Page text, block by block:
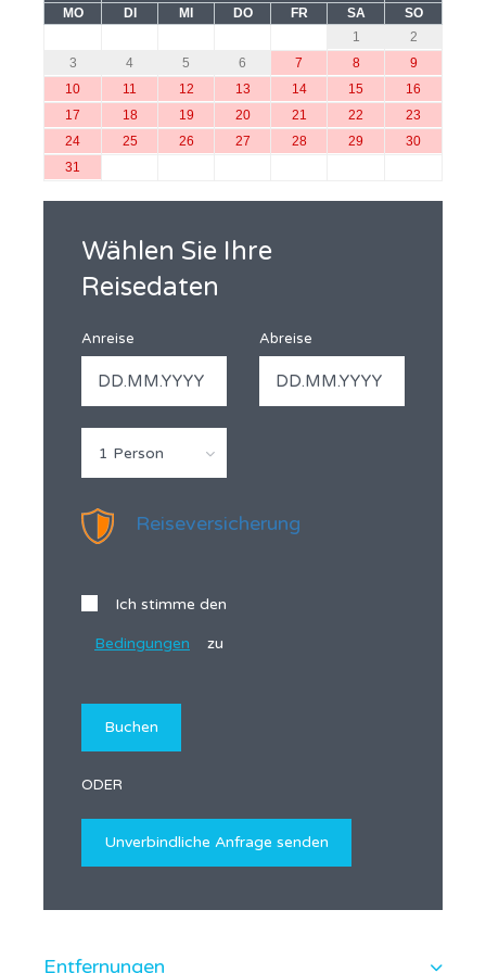
MO DI MI DO FR SA
SO
1
2
3
4 5 6 7 8
9
10
11 12 13 14 15
16
17
18 19 20 21 22
23
24
25 26 27 28 29
30
31
Wählen Sie Ihre
Reisedaten
Anreise Abreise
1 Person
Reiseversicherung
Ich stimme den
Bedingungen zu
ODER
Entfernungen